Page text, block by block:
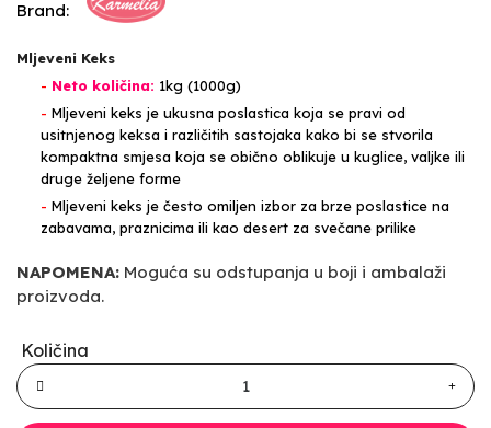
Brand:
Mljeveni Keks
- Neto količina: 1kg (1000g)
- Mljeveni keks je ukusna poslastica koja se pravi od
usitnjenog keksa i različitih sastojaka kako bi se stvorila
kompaktna smjesa koja se obično oblikuje u kuglice, valjke ili
druge željene forme
- Mljeveni keks je često omiljen izbor za brze poslastice na
zabavama, praznicima ili kao desert za svečane prilike
NAPOMENA: Moguća su odstupanja u boji i ambalaži
proizvoda.
Količina